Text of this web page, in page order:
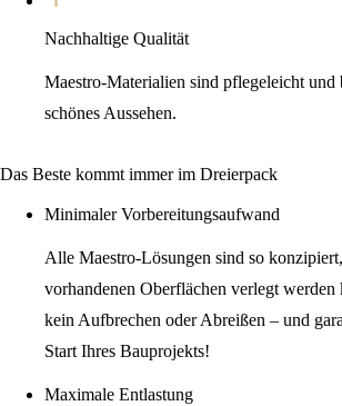
Nachhaltige Qualität
Maestro-Materialien sind pflegeleicht und
schönes Aussehen.
Das Beste kommt immer im Dreierpack
Minimaler Vorbereitungsaufwand
Alle Maestro-Lösungen sind so
vorhandenen Oberflächen verlegt werden
kein Aufbrechen oder Abreißen – und
Start Ihres Bauprojekts!
Maximale Entlastung